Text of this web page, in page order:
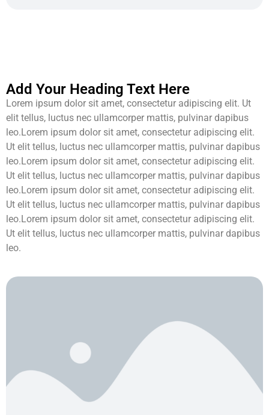
Add Your Heading Text Here
Lorem ipsum dolor sit amet, consectetur adipiscing elit. Ut
elit tellus, luctus nec ullamcorper mattis, pulvinar dapibus
leo.Lorem ipsum dolor sit amet, consectetur adipiscing elit.
Ut elit tellus, luctus nec ullamcorper mattis, pulvinar dapibus
leo.Lorem ipsum dolor sit amet, consectetur adipiscing elit.
Ut elit tellus, luctus nec ullamcorper mattis, pulvinar dapibus
leo.Lorem ipsum dolor sit amet, consectetur adipiscing elit.
Ut elit tellus, luctus nec ullamcorper mattis, pulvinar dapibus
leo.Lorem ipsum dolor sit amet, consectetur adipiscing elit.
Ut elit tellus, luctus nec ullamcorper mattis, pulvinar dapibus
leo.